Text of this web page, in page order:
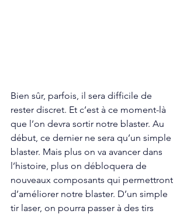
Bien sûr, parfois, il sera difficile de
rester discret. Et c’est à ce moment-là
que l’on devra sortir notre blaster. Au
début, ce dernier ne sera qu’un simple
blaster. Mais plus on va avancer dans
l’histoire, plus on débloquera de
nouveaux composants qui permettront
d’améliorer notre blaster. D’un simple
tir laser, on pourra passer à des tirs